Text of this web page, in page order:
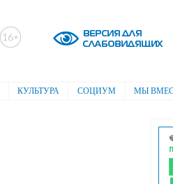
КУЛЬТУРА СОЦИУМ МЫ